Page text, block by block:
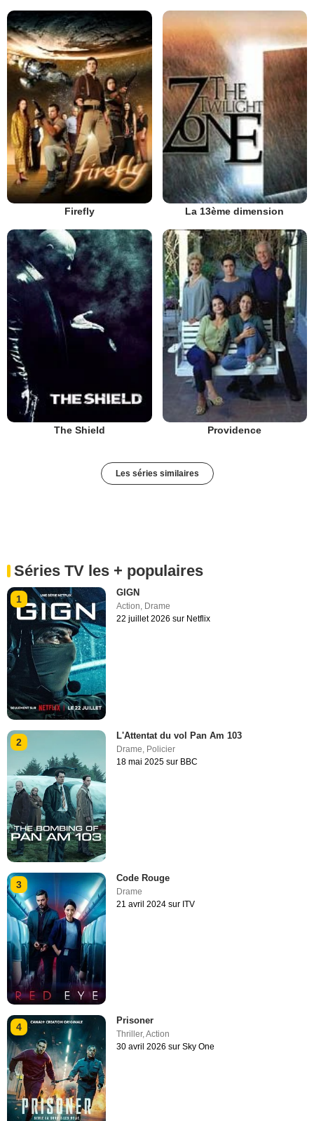
Firefly La 13ème dimension
The Shield Providence
Les séries similaires
Séries TV les + populaires
1
GIGN
Action, Drame
22 juillet 2026 sur Netflix
2
L'Attentat du vol Pan Am 103
Drame Policier
18 mai 2025 sur BBC
3
Code Rouge
Drame
21 avril 2024 sur ITV
4
Prisoner
Thriller,Action
30 avril 2026 sur Sky One